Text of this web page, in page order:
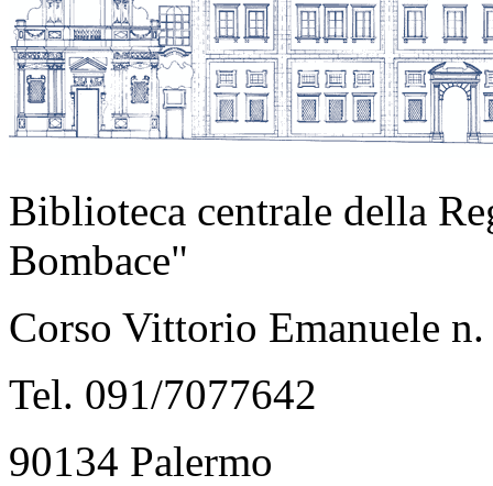
Biblioteca centrale della
Bombace"
Corso Vittorio Emanuele
Tel. 091/7077642
90134 Palermo